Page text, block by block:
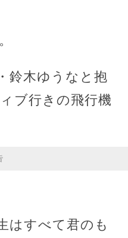
鈴木ゆうなと抱
ブ行きの飛行機
はすべて君のも